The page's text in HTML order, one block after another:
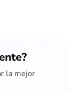
la mejor